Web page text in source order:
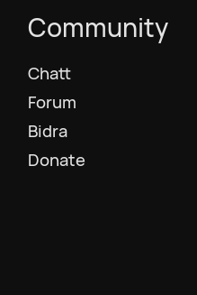
Community
Chatt
Forum
Bidra
Donate